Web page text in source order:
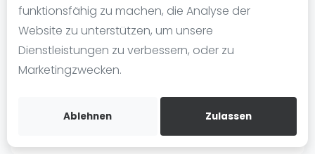
funktionsfähig zu machen, die Analyse der
Website zu unterstützen, um unsere
Dienstleistungen zu verbessern, oder zu
Marketingzwecken.
Ablehnen Zulassen
Die Geschichte von Padel
Regeln und Punktzählung
Padel Schläge
Video
PadelBase Ludwigshafen | Ludwigshafen am
Rhein
Weiherstraße 39
67063Ludwigshafen am Rhein
playtomic.io